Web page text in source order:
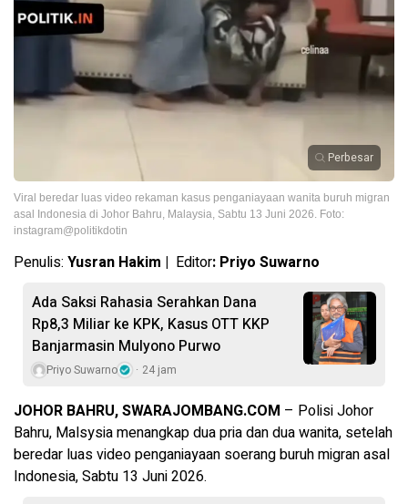
Perbesar
Viral beredar luas video rekaman kasus penganiayaan wanita buruh migran
asal Indonesia di Johor Bahru, Malaysia, Sabtu 13 Juni 2026. Foto:
instagram@politikdotin
Penulis: Yusran Hakim | Editor: Priyo Suwarno
Ada Saksi Rahasia Serahkan Dana
Rp8,3 Miliar ke KPK, Kasus OTT KKP
Banjarmasin Mulyono Purwo
Priyo Suwarno 24 jam
JOHOR BAHRU, SWARAJOMBANG.COM – Polisi Johor
Bahru, Malsysia menangkap dua pria dan dua wanita, setelah
beredar luas video penganiayaan soerang buruh migran asal
Indonesia, Sabtu 13 Juni 2026.